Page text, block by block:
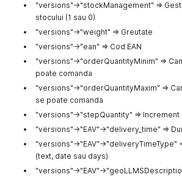
"id": "ID atribut",
"type":
"Tip atribut
"name" : "Denumire atribut"
"Optiune1",
"Optiune2",
"..."
}
],
"images": [
"Imagine 1 (principala)",
"..."
],
"variations": [
"versions"->"stockManagement" =>
stocului (1 sau 0)
"versions"->"weight" => Greutate
"versions"->"ean" => Cod EAN
"versions"->"orderQuantityMinim" =>
poate comanda
"versions"->"orderQuantityMaxim" =>
se poate comanda
"versions"->"stepQuantity" => Increment
"versions"->"EAV"->"delivery_time" =>
"versions"->"EAV"->"deliveryTimeType"
(text, date sau days)
"versions"->"EAV"-